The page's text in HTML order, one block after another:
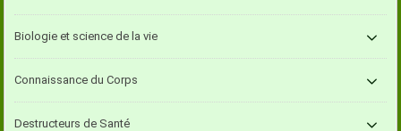
Biologie et science de la vie
Connaissance du Corps
Destructeurs de Santé